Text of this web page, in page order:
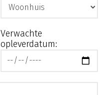
Verwachte
opleverdatum: